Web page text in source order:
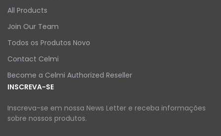
All Products
Join Our Team
Todos os Produtos Novo
Contact Celmi
Become a Celmi Authorized Reseller
INSCREVA-SE
Inscreva-se em nossa News Letter e receba informações
sobre nossos produtos.